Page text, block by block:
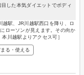
した本気ダイエットでボディ
駅、JR川越駅西口を降り、ロ
ローソンが見えます。その向か
川越駅よりアクセス可］
る・使える